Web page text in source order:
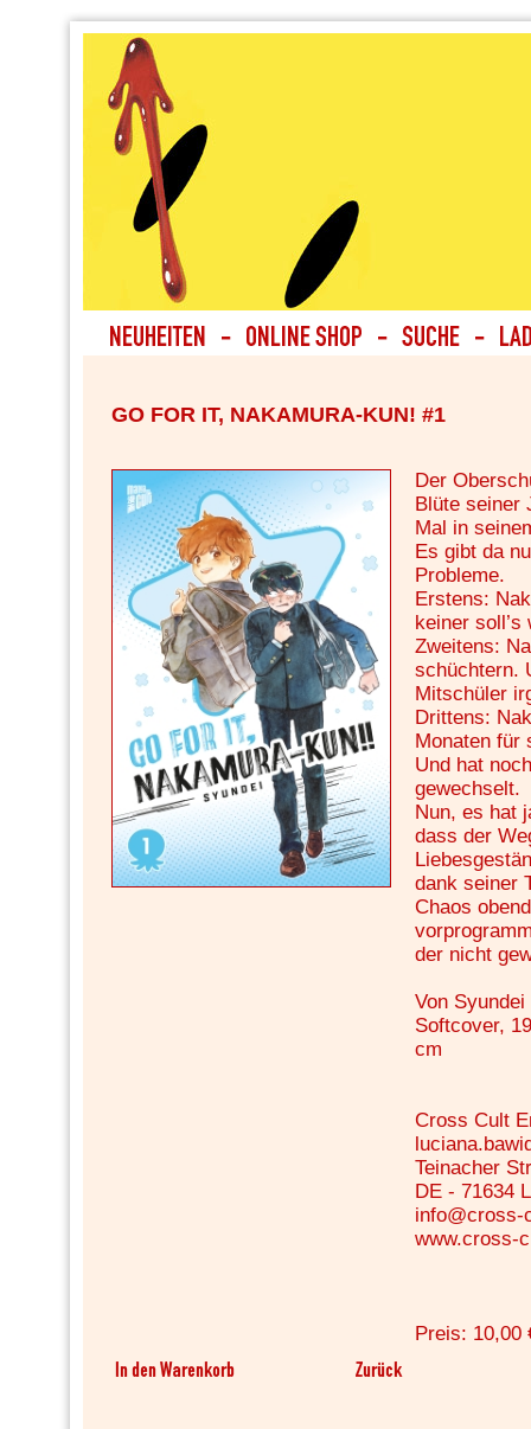
GO FOR IT, NAKAMURA-KUN! #1
Der
Blüte seiner
Mal in
Es gibt da
Probleme.
Erstens:
keiner soll’s
Zweitens:
schüchtern.
Mitschüler
Drittens:
Monaten für
Und hat
gewechselt.
Nun, es hat
dass der
dank seiner
Chaos
der nicht
Von Syundei
Softcover,
cm
Cross Cult
Teinacher
DE - 71634
info@cross-
www.cross-
Preis: 10,00